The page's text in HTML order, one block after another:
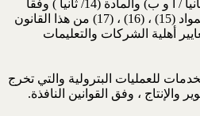
تلك المذكورة في المادة (13/ ثانياً / أ و ب) والمادة (14/ ثانياً ) وفقاً
للآليات المنصوص عليها في المواد (15) ، (16) ، (17) من هذا القانون
أهلية الشركات والتعليمات
للعمليات البترولية والتي تخرج
والإنتاج ، وفق القوانين النافذة.